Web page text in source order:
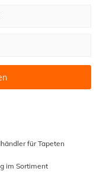
für Tapeten
im Sortiment